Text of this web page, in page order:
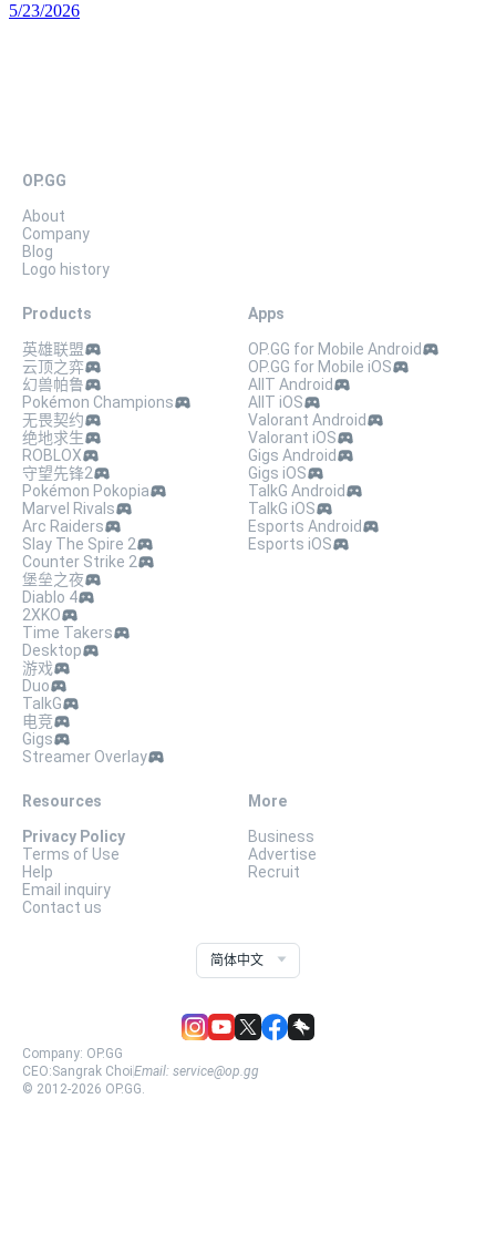
5/23/2026
OP.GG
About
Company
Blog
Logo history
Products
英雄联盟
云顶之弈
幻兽帕鲁
Pokémon Champions
无畏契约
绝地求生
ROBLOX
守望先锋2
Pokémon Pokopia
Marvel Rivals
Arc Raiders
Slay The Spire 2
Counter Strike 2
堡垒之夜
Diablo 4
2XKO
Time Takers
Desktop
游戏
Duo
TalkG
电竞
Gigs
Streamer Overlay
Apps
OP.GG for Mobile Android
OP.GG for Mobile iOS
AllT Android
AllT iOS
Valorant Android
Valorant iOS
Gigs Android
Gigs iOS
TalkG Android
TalkG iOS
Esports Android
Esports iOS
Resources
Privacy Policy
Terms of Use
Help
Email inquiry
Contact us
More
Business
Advertise
Recruit
简体中文
Company: OP.GG
CEO:Sangrak ChoiEmail: service@op.gg
© 2012-2026 OP.GG.